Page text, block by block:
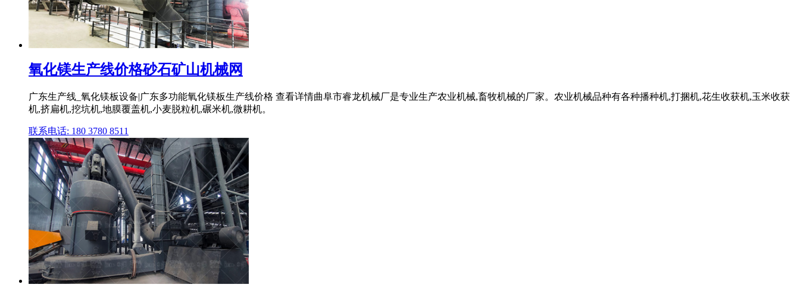
氧化镁生产线价格砂石矿山机械网
广东生产线_氧化镁板设备|广东多功能氧化镁板生产线价格 查看详情曲阜市睿龙机械厂是专业生产农业机械,畜牧机械的厂家。农业机械品种有各种播种机,打捆机,花生收获机,玉米收获
机,挤扁机,挖坑机,地膜覆盖机,小麦脱粒机,碾米机,微耕机。
联系电话: 180 3780 8511